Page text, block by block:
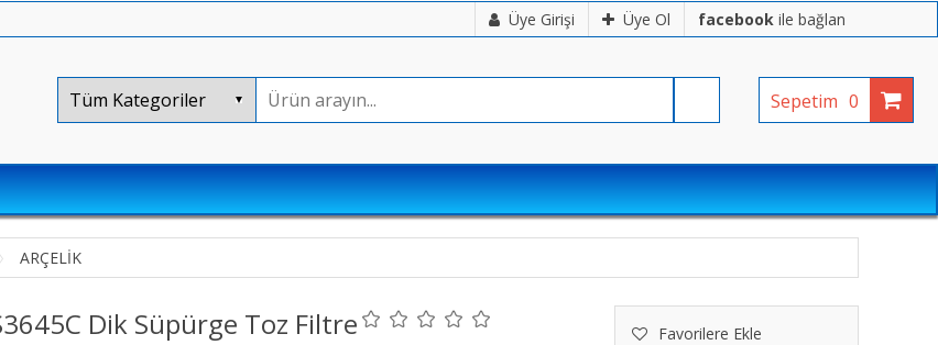
Üye Girişi Üye Ol facebook ile bağlan
Sepetim 0
ARÇELİK
Dik Süpürge Toz Filtre
Favorilere Ekle